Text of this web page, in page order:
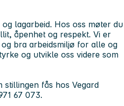
lagarbeid. Hos oss møter du
åpenhet og respekt. Vi er
bra arbeidsmiljø for alle og
og utvikle oss videre som
fås hos Vegard
67 073.